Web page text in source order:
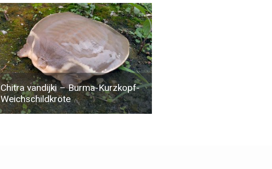
Chitra vandijki – Burma-Kurzkopf-
Weichschildkröte